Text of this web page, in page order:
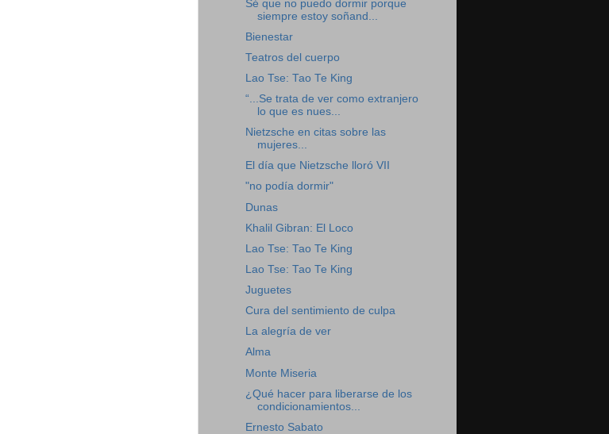
Sé que no puedo dormir porque
siempre estoy soñand...
Bienestar
Teatros del cuerpo
Lao Tse: Tao Te King
“...Se trata de ver como extranjero
lo que es nues...
Nietzsche en citas sobre las
mujeres...
El día que Nietzsche lloró VII
"no podía dormir"
Dunas
Khalil Gibran: El Loco
Lao Tse: Tao Te King
Lao Tse: Tao Te King
Juguetes
Cura del sentimiento de culpa
La alegría de ver
Alma
Monte Miseria
¿Qué hacer para liberarse de los
condicionamientos...
Ernesto Sabato